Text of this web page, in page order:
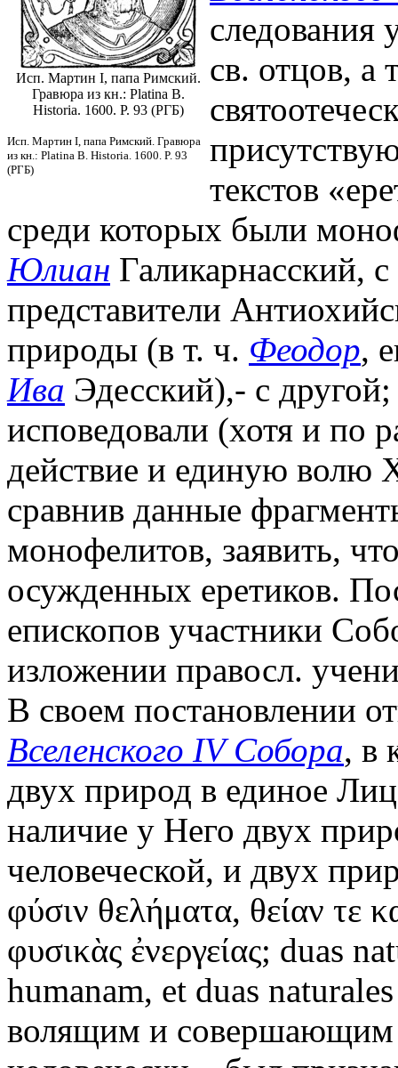
Исп. Мартин I, папа Римский.
Гравюра из кн.: Platina B.
Historia. 1600. P. 93 (РГБ)
Исп. Мартин I, папа Римский. Гравюра
из кн.: Platina B. Historia. 1600. P. 93
(РГБ)
следования
св. отцов, а
текстов
среди которых были
Юлиан Галикарнасский,
представители
природы (в т. ч. Феодор,
Ива Эдесский),- с
исповедовали (хотя и по
действие и единую волю
сравнив данные
монофелитов, заявить,
осужденных еретиков.
епископов участники
изложении правосл.
В своем постановлении
Вселенского IV Собора, в
двух природ в единое
наличие у Него двух
человеческой, и двух
φύσιν θελήματα, θείαν τε
φυσικὰς ἐνεργείας; duas
humanam, et duas
волящим и совершающим